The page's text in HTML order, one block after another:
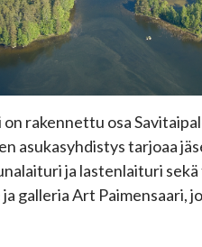
on rakennettu osa
asukasyhdistys tarjoaa
ja lastenlaituri
galleria Art Paimensaari,